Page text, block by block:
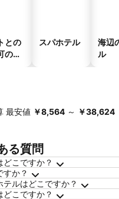
との
のホ
スパホテル
海辺
ル
最安値 ‎￥8,564 ～ ‎￥38,624
る質問
こですか？
すか？
ルはどこですか？
こですか？